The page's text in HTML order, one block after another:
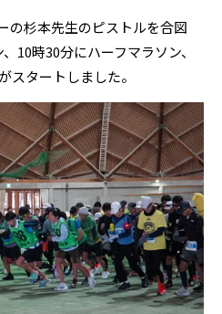
の杉本先生のピストルを合図
10時30分にハーフマラソン、
スタートしました。